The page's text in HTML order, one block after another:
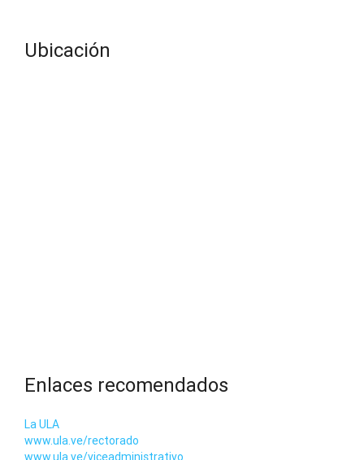
Ubicación
Enlaces recomendados
La ULA
www.ula.ve/rectorado
www.ula.ve/viceadministrativo